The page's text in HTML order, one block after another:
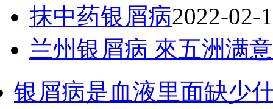
抹中药银屑病2022-02-
兰州银屑病 來五洲满意
银屑病是血液里面缺少